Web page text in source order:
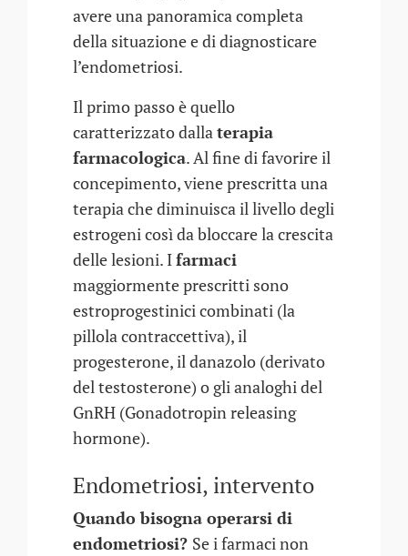
avere una panoramica completa
della situazione e di diagnosticare
l’endometriosi.
Il primo passo è quello
caratterizzato dallaterapia
farmacologica. Al fine di favorire il
concepimento, viene prescritta una
terapia che diminuisca il livello degli
estrogeni così da bloccare la crescita
delle lesioni. Ifarmaci
maggiormente prescritti sono
estroprogestinici combinati (la
pillola contraccettiva), il
progesterone, il danazolo (derivato
del testosterone) o gli analoghi del
GnRH (Gonadotropin releasing
hormone).
Endometriosi, intervento
Quando bisogna operarsi di
endometriosi? Se i farmaci non